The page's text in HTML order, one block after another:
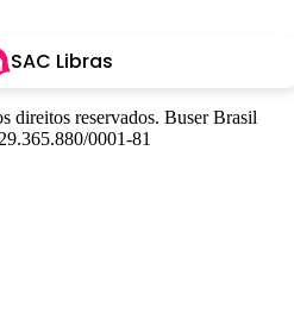
SAC Libras
direitos reservados. Buser Brasil
0001-81